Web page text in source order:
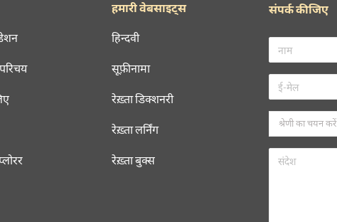
हमारी वेबसाइट्स
हिन्दवी
सूफ़ीनामा
रेख़्ता डिक्शनरी
रेख़्ता लर्निंग
रेख़्ता बुक्स
संपर्क कीजिए